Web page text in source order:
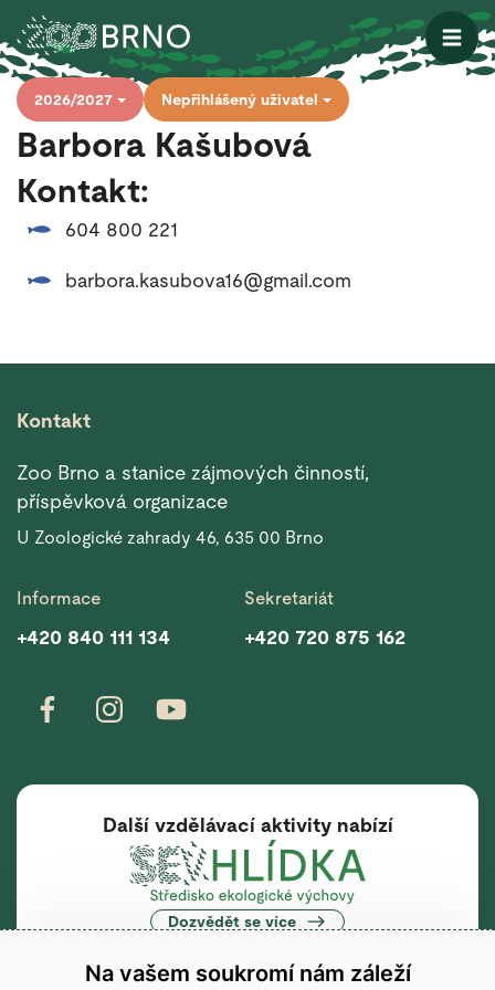
2026/2027 Nepřihlášený uživatel
Otevřít
Barbora Kašubová
Kontakt:
604 800 221
barbora.kasubova16@gmail.com
Kontakt
Zoo Brno a stanice zájmových činností,
příspěvková organizace
U Zoologické zahrady 46, 635 00 Brno
Informace
+420 840 111 134
Sekretariát
+420 720 875 162
Další vzdělávací aktivity nabízí
Dozvědět se více
Na vašem soukromí nám záleží